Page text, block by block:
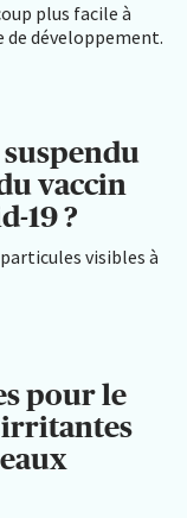
plus facile à
de développement.
vaccin
19 ?
visibles à
pour le
irritantes